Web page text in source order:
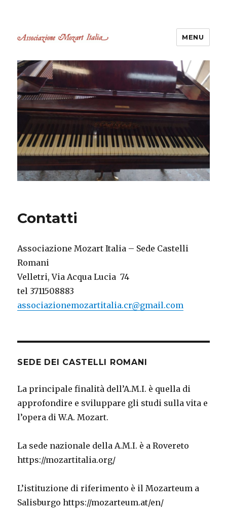
Associazione Mozart Italia
Castelli Romani
MENU
Contatti
Associazione Mozart Italia – Sede Castelli
Romani
Velletri, Via Acqua Lucia 74
tel 3711508883
associazionemozartitalia.cr@gmail.com
SEDE DEI CASTELLI ROMANI
La principale finalità dell’A.M.I. è quella di
approfondire e sviluppare gli studi sulla vita e
l’opera di W.A. Mozart.
La sede nazionale della A.M.I. è a Rovereto
https://mozartitalia.org/
L’istituzione di riferimento è il Mozarteum a
Salisburgo https://mozarteum.at/en/